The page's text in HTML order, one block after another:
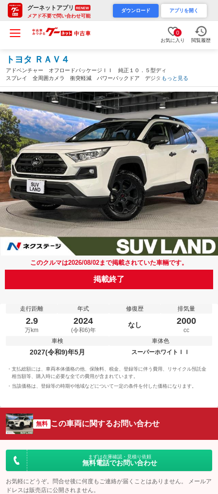
グーネットアプリ RENEW
メアド不要で問い合わせ可能
ダウンロード アプリを開く
0
お気に入り 閲覧履歴
トヨタ ＲＡＶ４
アドベンチャー オフロードパッケージＩＩ 純正１０．５型ディ
スプレイ 全周囲カメラ 衝突軽減 パワーバックドア デジタル
インナーミラー ブラインドスポットモニター レーダークルー
ズ シートベンチレーション レザー調シート ＬＥＤヘッド（愛
もっと見る
このクルマは2026/08/02まで掲載されていた車輛です。
掲載終了
走行距離
2.9
万km
年式
2024
(令和6)年
修復歴
なし
排気量
2000
cc
車検
2027(令和9)年5月
車体色
スーパーホワイトＩＩ
支払総額には、車両本体価格の他、保険料、税金、登録等に伴う費用、リサイクル預託金
相当額等、購入時に必要な全ての費用が含まれています。
当該価格は、登録等の時期や地域などについて一定の条件を付した価格になります。
無料 この車両に関するお問い合わせ
まずは在庫確認・見積り依頼
無料電話でお問い合わせ
お気軽にどうぞ。問合せ後に何度もご連絡が届くことはありません。 メールア
ドレスは販売店に公開されません。